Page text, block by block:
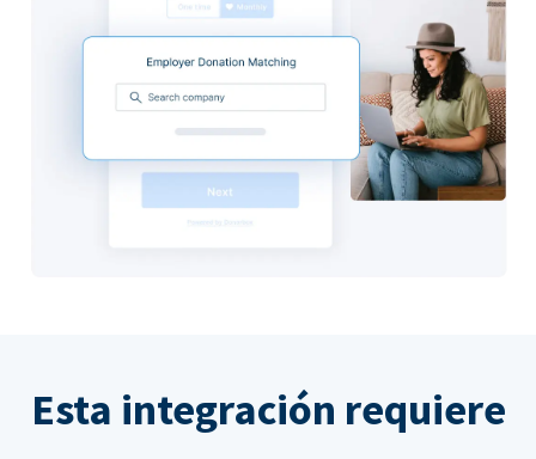
Esta integración requiere